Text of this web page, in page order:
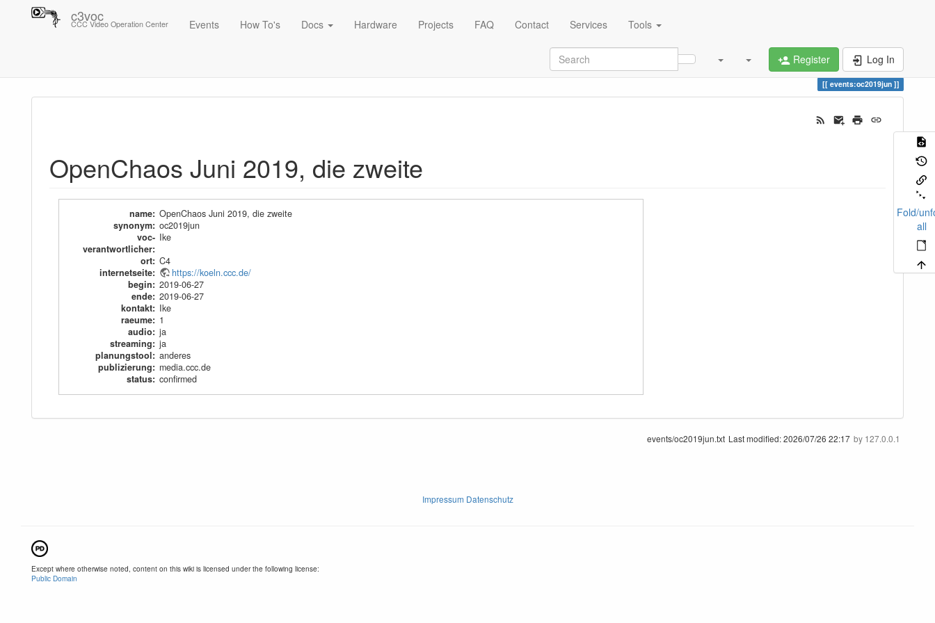
c3voc
CCC Video Operation Center Events How To's Docs Hardware Projects FAQ Contact Services Tools
Register Log In
events:oc2019jun
Fold/
all
OpenChaos Juni 2019, die zweite
name: OpenChaos Juni 2019, die zweite
synonym: oc2019jun
voc-
verantwortlicher:
Ike
ort: C4
internetseite:
https://koeln.ccc.de/
begin: 2019-06-27
ende: 2019-06-27
kontakt: Ike
raeume: 1
audio: ja
streaming: ja
planungstool: anderes
publizierung: media.ccc.de
status: confirmed
events/oc2019jun.txt Last modified:2026/07/26 22:17 by 127.0.0.1
Impressum Datenschutz
Except where otherwise noted, content on this wiki is licensed under the following license:
Public Domain